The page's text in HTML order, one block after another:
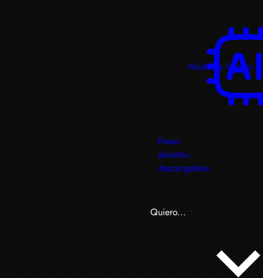
Modelos locales
Pesos
abiertos
descargables
Quiero...